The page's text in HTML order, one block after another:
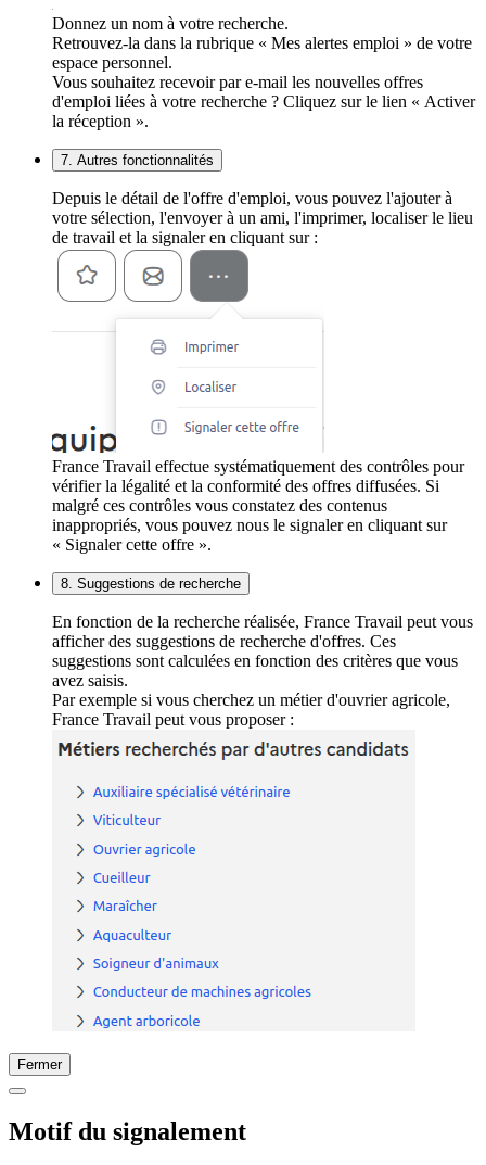
Donnez un nom à votre recherche.
Retrouvez-la dans la rubrique « Mes alertes emploi » de votre
espace personnel.
Vous souhaitez recevoir par e-mail les nouvelles offres
d'emploi liées à votre recherche ? Cliquez sur le lien « Activer
la réception ».
7. Autres fonctionnalités
Depuis le détail de l'offre d'emploi, vous pouvez l'ajouter à
votre sélection, l'envoyer à un ami, l'imprimer, localiser le lieu
de travail et la signaler en cliquant sur :
France Travail effectue systématiquement des contrôles pour
vérifier la légalité et la conformité des offres diffusées. Si
malgré ces contrôles vous constatez des contenus
inappropriés, vous pouvez nous le signaler en cliquant sur
« Signaler cette offre ».
8. Suggestions de recherche
En fonction de la recherche réalisée, France Travail peut vous
afficher des suggestions de recherche d'offres. Ces
suggestions sont calculées en fonction des critères que vous
avez saisis.
Par exemple si vous cherchez un métier d'ouvrier agricole,
France Travail peut vous proposer :
Fermer
Motif du signalement